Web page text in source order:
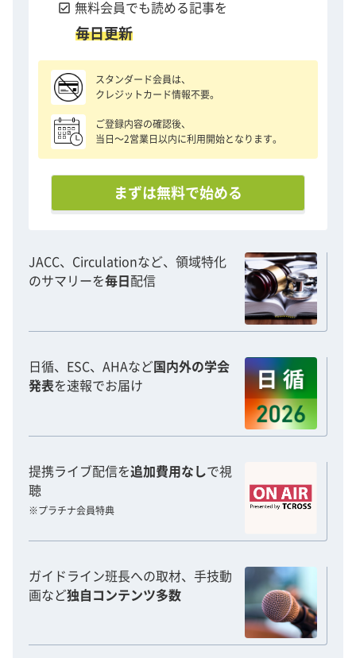
check_box 無料会員でも読める記事を
毎日更新
スタンダード会員は、
クレジットカード情報不要。
ご登録内容の確認後、
当日〜2営業日以内に利用開始となります。
まずは無料で始める
JACC、Circulationなど、領域特化
のサマリーを毎日 配信
日循、ESC、AHAなど国内外の学会
発表を速報でお届け
提携ライブ配信を追加費用なしで視
聴
※プラチナ会員特典
ガイドライン班長への取材、手技動
画など独自コンテンツ多数